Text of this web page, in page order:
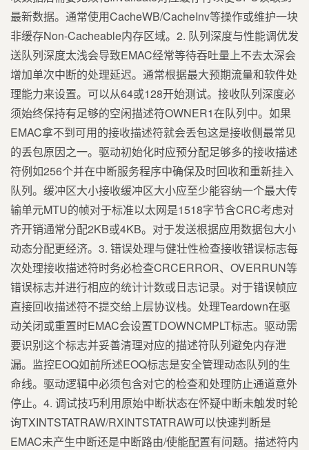
最新数据。通常使用CacheWB/CacheInv等操作或维护一块
非缓存Non-Cacheable内存区域。2. 队列深度与性能调优发
送队列深度太浅会导致EMAC经常等待吞吐量上不去太深会
增加单次中断的处理延迟。通常根据最大预期流量和软件处
理能力来设置。可以从64或128开始测试。接收队列深度必
须始终保持有足够的空闲描述符OWNER1在队列中。如果
EMAC拿不到可用的接收描述符就会丢包这是接收侧最常见
的丢包原因之一。驱动初始化时应预分配足够多的接收描述
符例如256个并在中断服务程序中确保及时回收和重新挂入
队列。缓冲区大小接收缓冲区大小应至少能容纳一个最大传
输单元MTU的帧对于标准以太网是1518字节含CRC考虑对
齐开销通常分配2KB或4KB。对于发送根据应用数据包大小
动态分配更经济。3. 错误处理与健壮性检查接收错误标志每
次处理接收描述符时务必检查CRCERROR、OVERRUN等
错误标志并进行相应的统计计数或日志记录。对于错误帧应
直接回收描述符不提交给上层协议栈。处理Teardown在驱
动关闭或重置时EMAC会设置TDOWNCMPLT标志。驱动需
要识别这个标志并妥善清理对应的描述符队列避免内存泄
漏。监控EOQ如前所述EOQ标志是安全管理动态队列的生
命线。驱动逻辑中必须包含对它的检查和处理防止通道意外
停止。4. 调试技巧利用原始中断状态在怀疑中断未触发时轮
询TXINTSTATRAW/RXINTSTATRAW可以快速判断是
EMAC未产生中断还是中断路由/使能配置有问题。描述符内